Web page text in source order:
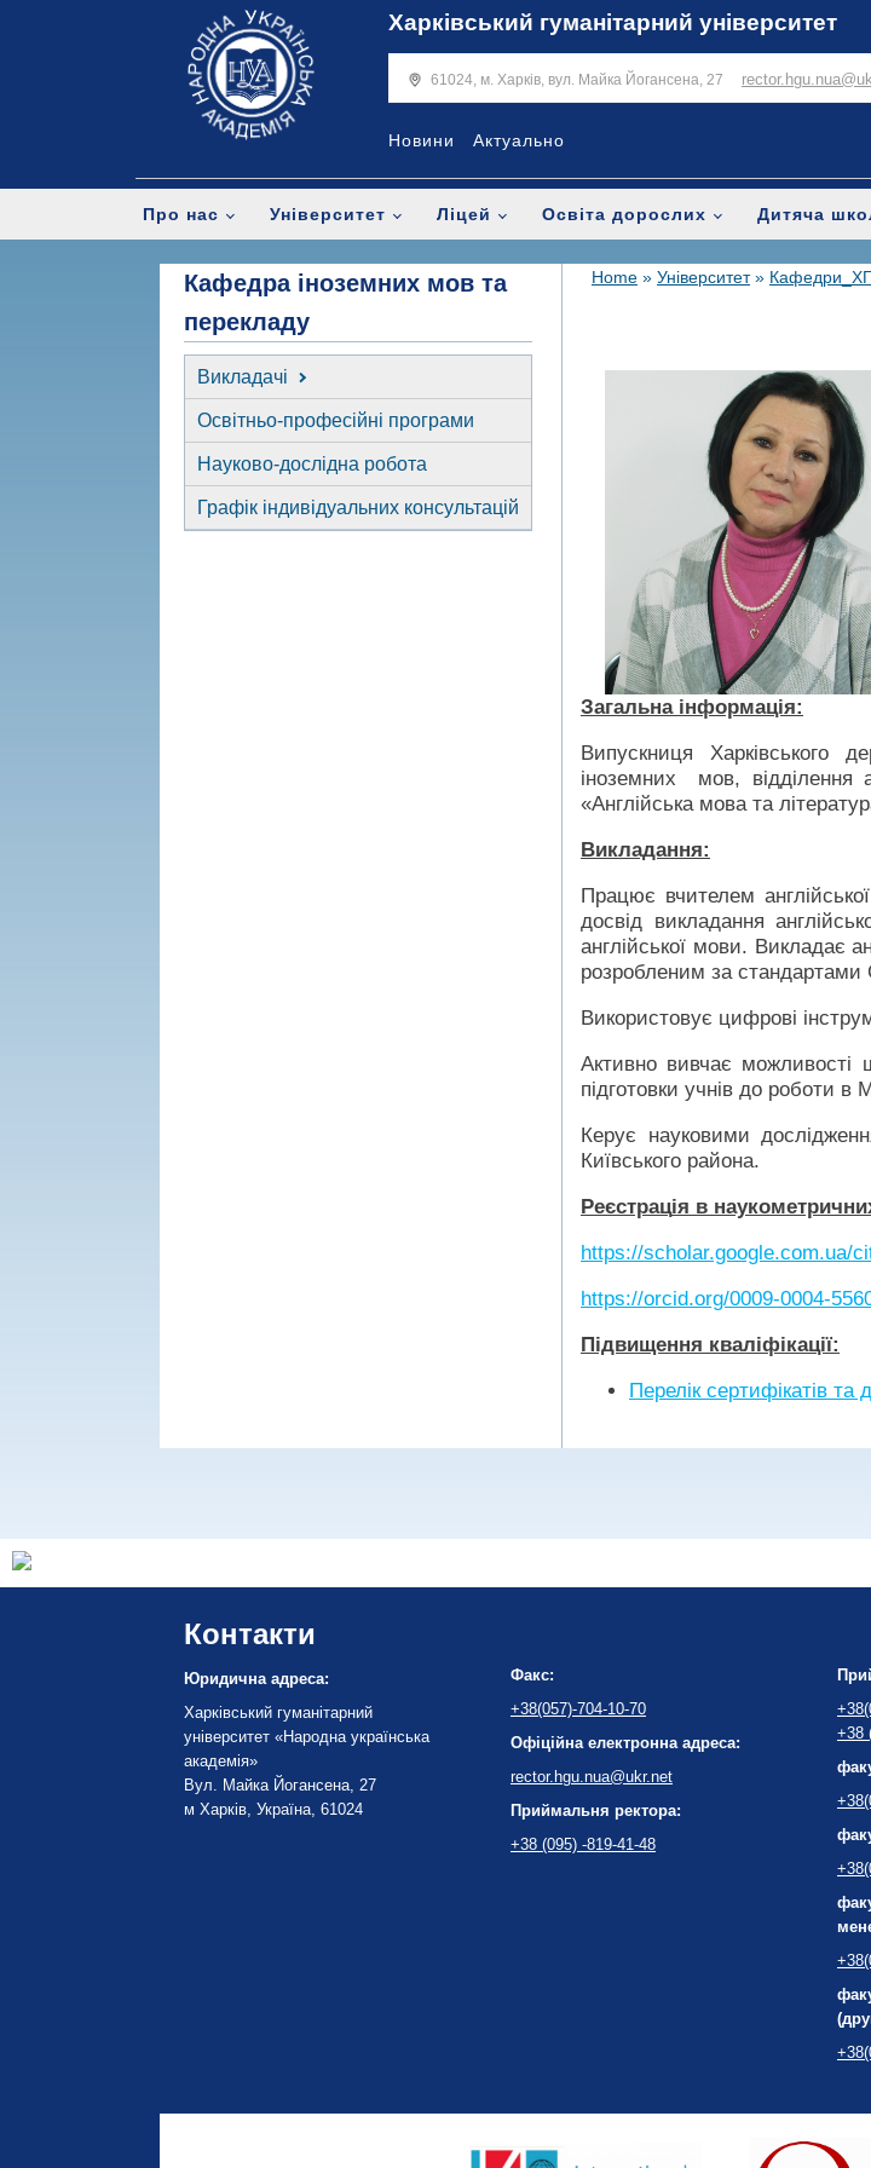
Харківський гуманітарний університет
61024, м. Харків, вул. Майка Йогансена, 27
Новини Актуально
Про нас Університет Ліцей Освіта дорослих Дитяча
Кафедра іноземних мов та
перекладу
Викладачі
Освітньо-професійні програми
Науково-дослідна робота
Графік індивідуальних консультацій
Home » Університет»
Загальна інформація:
Випускниця Харківського
іноземних мов, відділення
«Англійська мова та
Викладання:
Працює вчителем
досвід викладання
англійської мови. Викладає
розробленим за стандартами
Використовує цифрові
Активно вивчає можливості
підготовки учнів до роботи в
Керує науковими
Київського района.
Реєстрація в наукометричн
https://scholar.google.com.ua/
https://orcid.org/0009-0004-
Підвищення кваліфікації:
Перелік сертифікатів та
Контакти
Юридична адреса:
Харківський гуманітарний
університет «Народна українська
академія»
Вул. Майка Йогансена, 27
м Харків, Україна, 61024
Факс:
+38(057)-704-10-70
Офіційна електронна адреса:
rector.hgu.nua@ukr.net
Приймальня ректора:
+38 (095) -819-41-48
+38